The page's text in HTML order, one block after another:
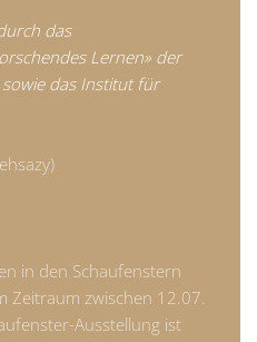
das
Lernen» der
das Institut für
in den Schaufenstern
Zeitraum zwischen 12.07.
Ausstellung ist